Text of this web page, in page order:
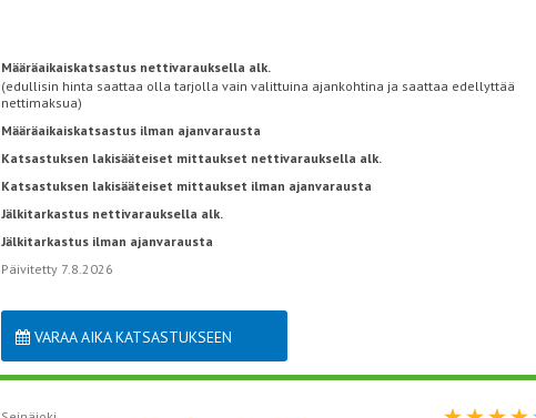
Määräaikaiskatsastus nettivarauksella alk.
(edullisin hinta saattaa olla tarjolla vain valittuina ajankohtina ja saattaa edellyttää
nettimaksua)
Määräaikaiskatsastus ilman ajanvarausta
Katsastuksen lakisääteiset mittaukset nettivarauksella alk.
Katsastuksen lakisääteiset mittaukset ilman ajanvarausta
Jälkitarkastus nettivarauksella alk.
Jälkitarkastus ilman ajanvarausta
Päivitetty 7.8.2026
VARAA AIKA KATSASTUKSEEN